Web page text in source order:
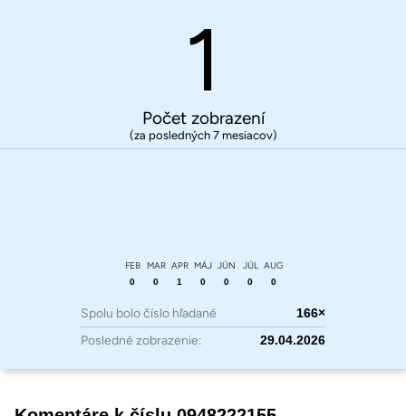
1
Počet zobrazení
(za posledných 7 mesiacov)
FEB
0
MAR
0
APR
1
MÁJ
0
JÚN
0
JÚL
0
AUG
0
Spolu bolo číslo hľadané 166×
Posledné zobrazenie: 29.04.2026